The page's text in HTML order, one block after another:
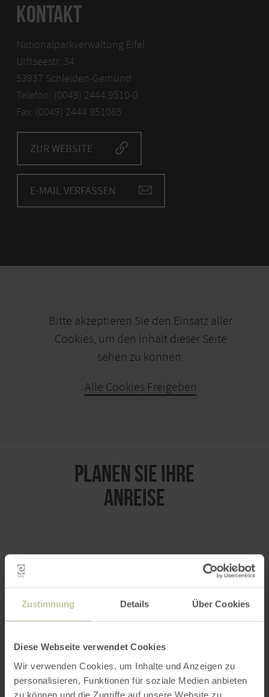
Zustimmung Details Über Cookies
Diese Webseite verwendet Cookies
Wir verwenden Cookies, um Inhalte und Anzeigen zu
personalisieren, Funktionen für soziale Medien anbieten
zu können und die Zugriffe auf unsere Website zu
KONTAKT
Nationalparkverwaltung Eifel
Urftseestr. 34
53937 Schleiden-Gemünd
Telefon: (0049) 2444 9510-0
Fax: (0049) 2444 951085
ZUR WEBSITE
E-MAIL VERFASSEN
Bitte akzeptieren Sie den Einsatz aller
Cookies, um den Inhalt dieser Seite
sehen zu können.
Alle Cookies Freigeben
PLANEN SIE IHRE
ANREISE
Anfahrt von:
ROUTE PLANEN